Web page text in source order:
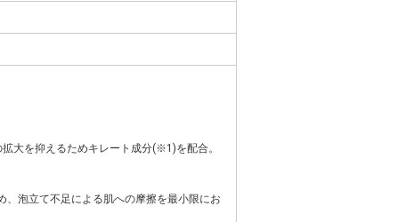
大を抑えるためキレート成分(※1)を配合。
泡立て不足による肌への摩擦を最小限にお